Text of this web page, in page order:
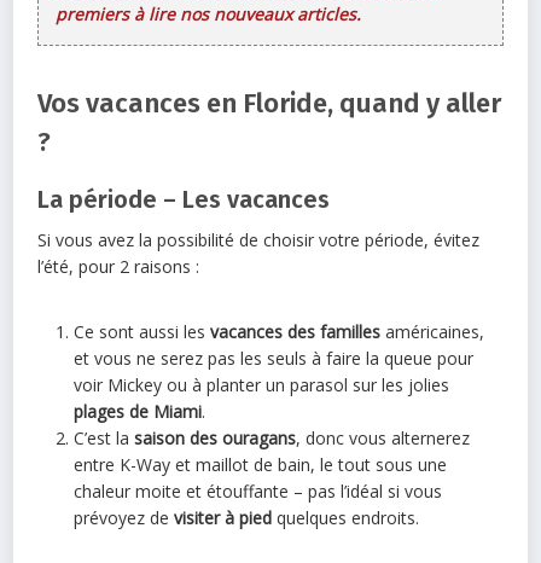
premiers à lire nos nouveaux articles.
Vos vacances en Floride, quand y aller
?
La période – Les vacances
Si vous avez la possibilité de choisir votre période, évitez
l’été, pour 2 raisons :
Ce sont aussi lesvacances des familles américaines,
et vous ne serez pas les seuls à faire la queue pour
voir Mickey ou à planter un parasol sur les jolies
plages de Miami.
C’est lasaison des ouragans, donc vous alternerez
entre K-Way et maillot de bain, le tout sous une
chaleur moite et étouffante – pas l’idéal si vous
prévoyez devisiter à pied quelques endroits.